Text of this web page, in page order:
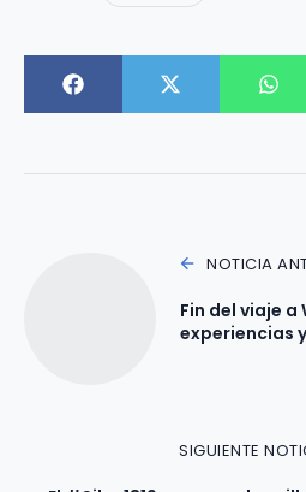
NOTICIA
Fin del viaje a
experiencias
SIGUIENTE